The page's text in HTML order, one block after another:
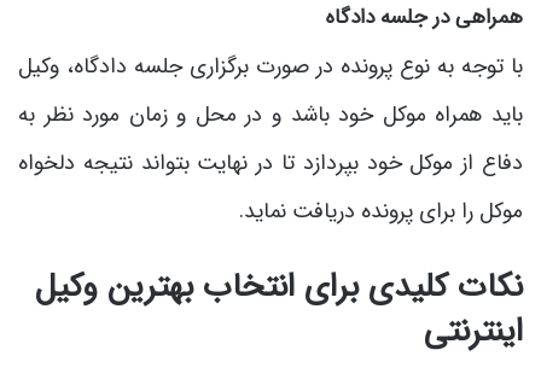
همراهی در جلسه دادگاه
با توجه به نوع پرونده در صورت برگزاری جلسه دادگاه، وکیل
باید همراه موکل خود باشد و در محل و زمان مورد نظر به
دفاع از موکل خود بپردازد تا در نهایت بتواند نتیجه دلخواه
موکل را برای پرونده دریافت نماید.
نکات کلیدی برای انتخاب بهترین وکیل
اینترنتی